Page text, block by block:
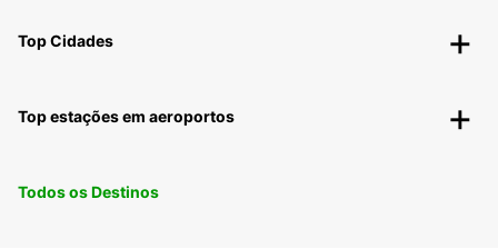
Top Cidades
Top estações em aeroportos
Todos os Destinos